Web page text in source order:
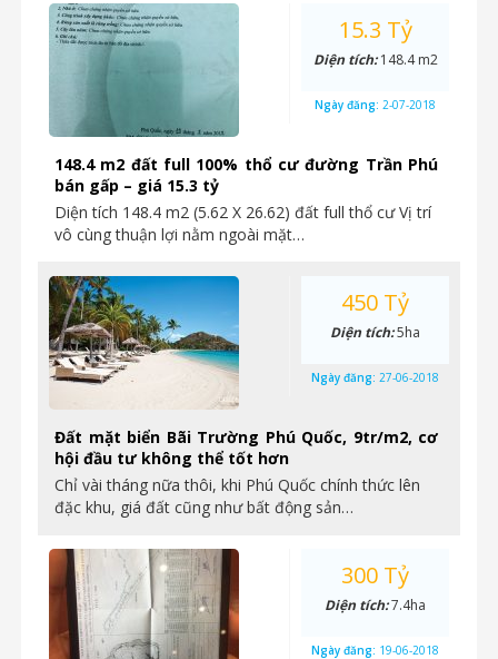
148.4 m2 đất full 100% thổ cư đường Trần Phú
bán gấp – giá 15.3 tỷ
Diện tích 148.4 m2 (5.62 X 26.62) đất full thổ cư Vị trí
vô cùng thuận lợi nằm ngoài mặt…
15.3 Tỷ
Diện tích:148.4 m2
Ngày đăng: 2-07-2018
Đất mặt biển Bãi Trường Phú Quốc, 9tr/m2, cơ
hội đầu tư không thể tốt hơn
Chỉ vài tháng nữa thôi, khi Phú Quốc chính thức lên
đặc khu, giá đất cũng như bất động sản…
450 Tỷ
Diện tích:5ha
Ngày đăng: 27-06-2018
300 Tỷ
Diện tích:7.4ha
Ngày đăng: 19-06-2018